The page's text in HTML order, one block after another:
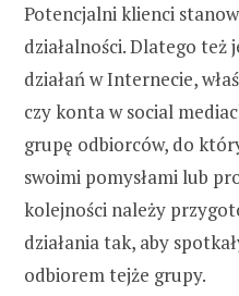
Potencjalni klienci
działalności. Dlatego też
działań w Internecie,
czy konta w social
grupę odbiorców, do
swoimi pomysłami lub
kolejności należy
działania tak, aby
odbiorem tejże grupy.